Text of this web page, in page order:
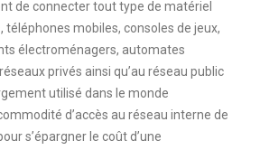
de connecter tout type de matériel
mobiles, consoles de jeux,
électroménagers, automates
privés ainsi qu’au réseau public
utilisé dans le monde
d’accès au réseau interne de
s’épargner le coût d’une